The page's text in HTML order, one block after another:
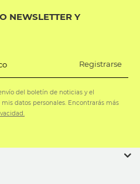
NEWSLETTER Y
Registrarse
del boletín de noticias y el
datos personales. Encontrarás más